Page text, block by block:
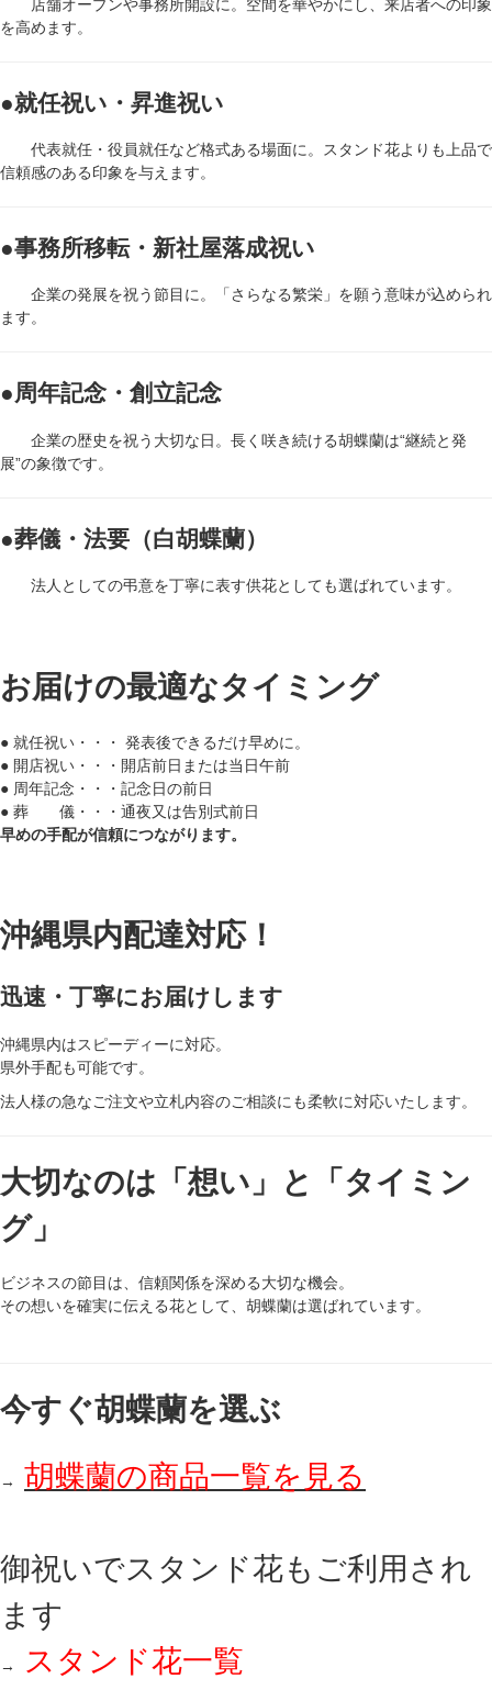
店舗オープンや事務所開設に。空間を華やかにし、来店者への印象
を高めます。
●就任祝い・昇進祝い
代表就任・役員就任など格式ある場面に。スタンド花よりも上品で
信頼感のある印象を与えます。
●事務所移転・新社屋落成祝い
企業の発展を祝う節目に。「さらなる繁栄」を願う意味が込められ
ます。
●周年記念・創立記念
企業の歴史を祝う大切な日。長く咲き続ける胡蝶蘭は“継続と発
展”の象徴です。
●葬儀・法要（白胡蝶蘭）
法人としての弔意を丁寧に表す供花としても選ばれています。
お届けの最適なタイミング
● 就任祝い・・・ 発表後できるだけ早めに。
● 開店祝い・・・開店前日または当日午前
● 周年記念・・・記念日の前日
● 葬 儀・・・通夜又は告別式前日
早めの手配が信頼につながります。
沖縄県内配達対応！
迅速・丁寧にお届けします
沖縄県内はスピーディーに対応。
県外手配も可能です。
法人様の急なご注文や立札内容のご相談にも柔軟に対応いたします。
大切なのは「想い」と「タイミン
グ」
ビジネスの節目は、信頼関係を深める大切な機会。
その想いを確実に伝える花として、胡蝶蘭は選ばれています。
今すぐ胡蝶蘭を選ぶ
→ 胡蝶蘭の商品一覧を見る
御祝いでスタンド花もご利用され
ます
→ スタンド花一覧